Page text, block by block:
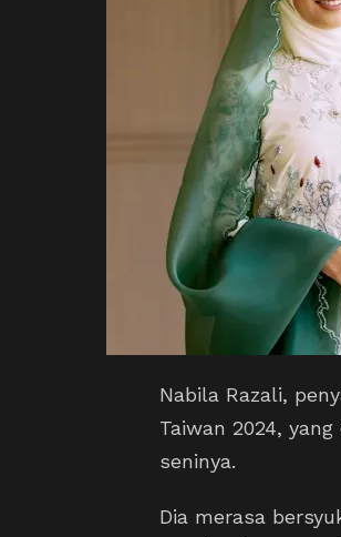
Nabila Razali,
Taiwan 2024,
seninya.
Dia merasa